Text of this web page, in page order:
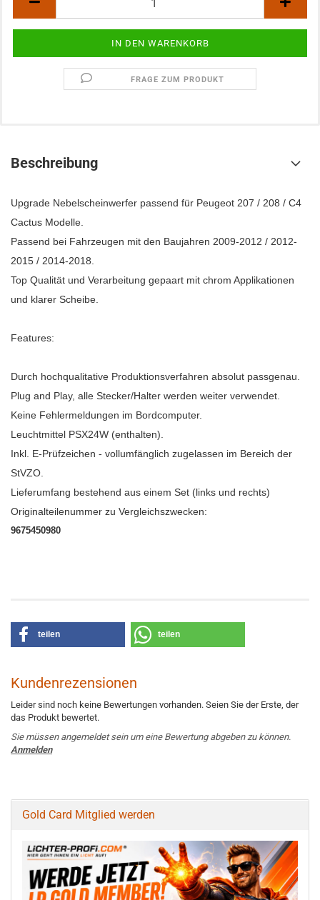
FRAGE ZUM PRODUKT
Beschreibung
Upgrade Nebelscheinwerfer passend für Peugeot 207 / 208 / C4
Cactus Modelle.
Passend bei Fahrzeugen mit den Baujahren 2009-2012 / 2012-
2015 / 2014-2018.
Top Qualität und Verarbeitung gepaart mit chrom Applikationen
und klarer Scheibe.
Features:
Durch hochqualitative Produktionsverfahren absolut passgenau.
Plug and Play, alle Stecker/Halter werden weiter verwendet.
Keine Fehlermeldungen im Bordcomputer.
Leuchtmittel PSX24W (enthalten).
Inkl. E-Prüfzeichen - vollumfänglich zugelassen im Bereich der
StVZO.
Lieferumfang bestehend aus einem Set (links und rechts)
Originalteilenummer zu Vergleichszwecken:
9675450980
teilen teilen
Kundenrezensionen
Leider sind noch keine Bewertungen vorhanden. Seien Sie der Erste, der
das Produkt bewertet.
Sie müssen angemeldet sein um eine Bewertung abgeben zu können.
Anmelden
Gold Card Mitglied werden